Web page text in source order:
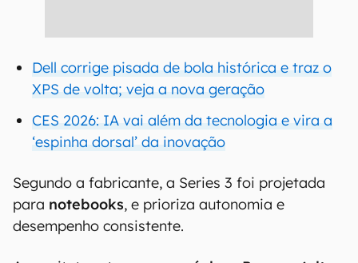
Dell corrige pisada de bola histórica e traz o
XPS de volta; veja a nova geração
CES 2026: IA vai além da tecnologia e vira a
‘espinha dorsal’ da inovação
Segundo a fabricante, a Series 3 foi projetada
para notebooks, e prioriza autonomia e
desempenho consistente.